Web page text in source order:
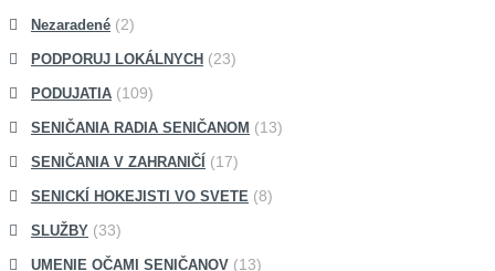
Nezaradené (2)
PODPORUJ LOKÁLNYCH (23)
PODUJATIA (109)
SENIČANIA RADIA SENIČANOM (13)
SENIČANIA V ZAHRANIČÍ (17)
SENICKÍ HOKEJISTI VO SVETE (8)
SLUŽBY (33)
UMENIE OČAMI SENIČANOV (13)